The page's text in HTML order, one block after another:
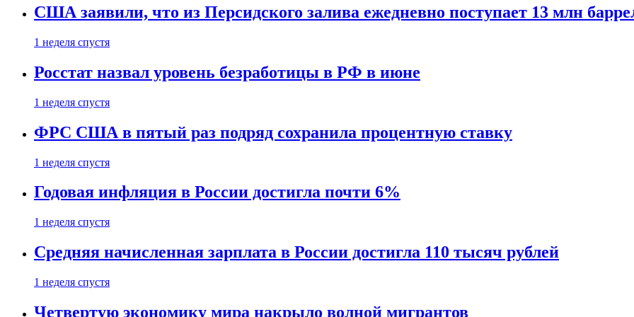
США заявили, что из Персидского залива ежедневно поступает 13 млн
1 неделя спустя
Росстат назвал уровень безработицы в РФ в июне
1 неделя спустя
ФРС США в пятый раз подряд сохранила процентную ставку
1 неделя спустя
Годовая инфляция в России достигла почти 6%
1 неделя спустя
Средняя начисленная зарплата в России достигла 110 тысяч рублей
1 неделя спустя
Четвертую экономику мира накрыло волной мигрантов